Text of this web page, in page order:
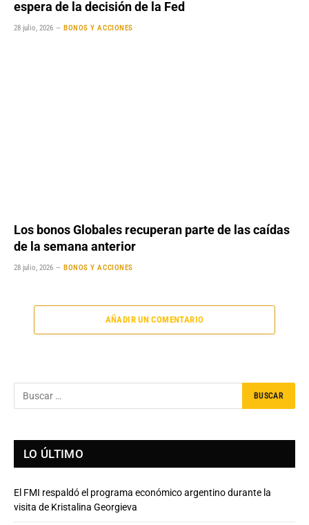
espera de la decisión de la Fed
28 julio, 2026 BONOS Y ACCIONES
Los bonos Globales recuperan parte de las caídas
de la semana anterior
28 julio, 2026 BONOS Y ACCIONES
AÑADIR UN COMENTARIO
LO ÚLTIMO
El FMI respaldó el programa económico argentino durante la
visita de Kristalina Georgieva